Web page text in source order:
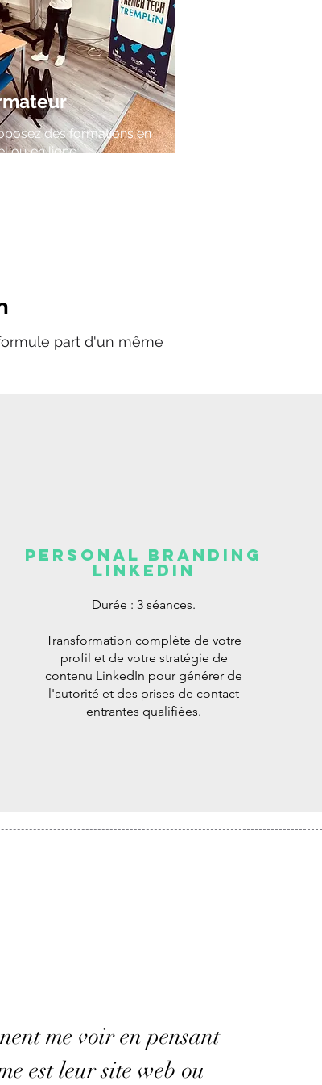
des formations en
ou en ligne
part d'un même
Personal Branding
LinkedIn
Durée : 3 séances.
Transformation complète de votre
profil et de votre stratégie de
contenu LinkedIn pour générer de
l'autorité et des prises de contact
entrantes qualifiées.
me voir en pensant
est leur site web ou